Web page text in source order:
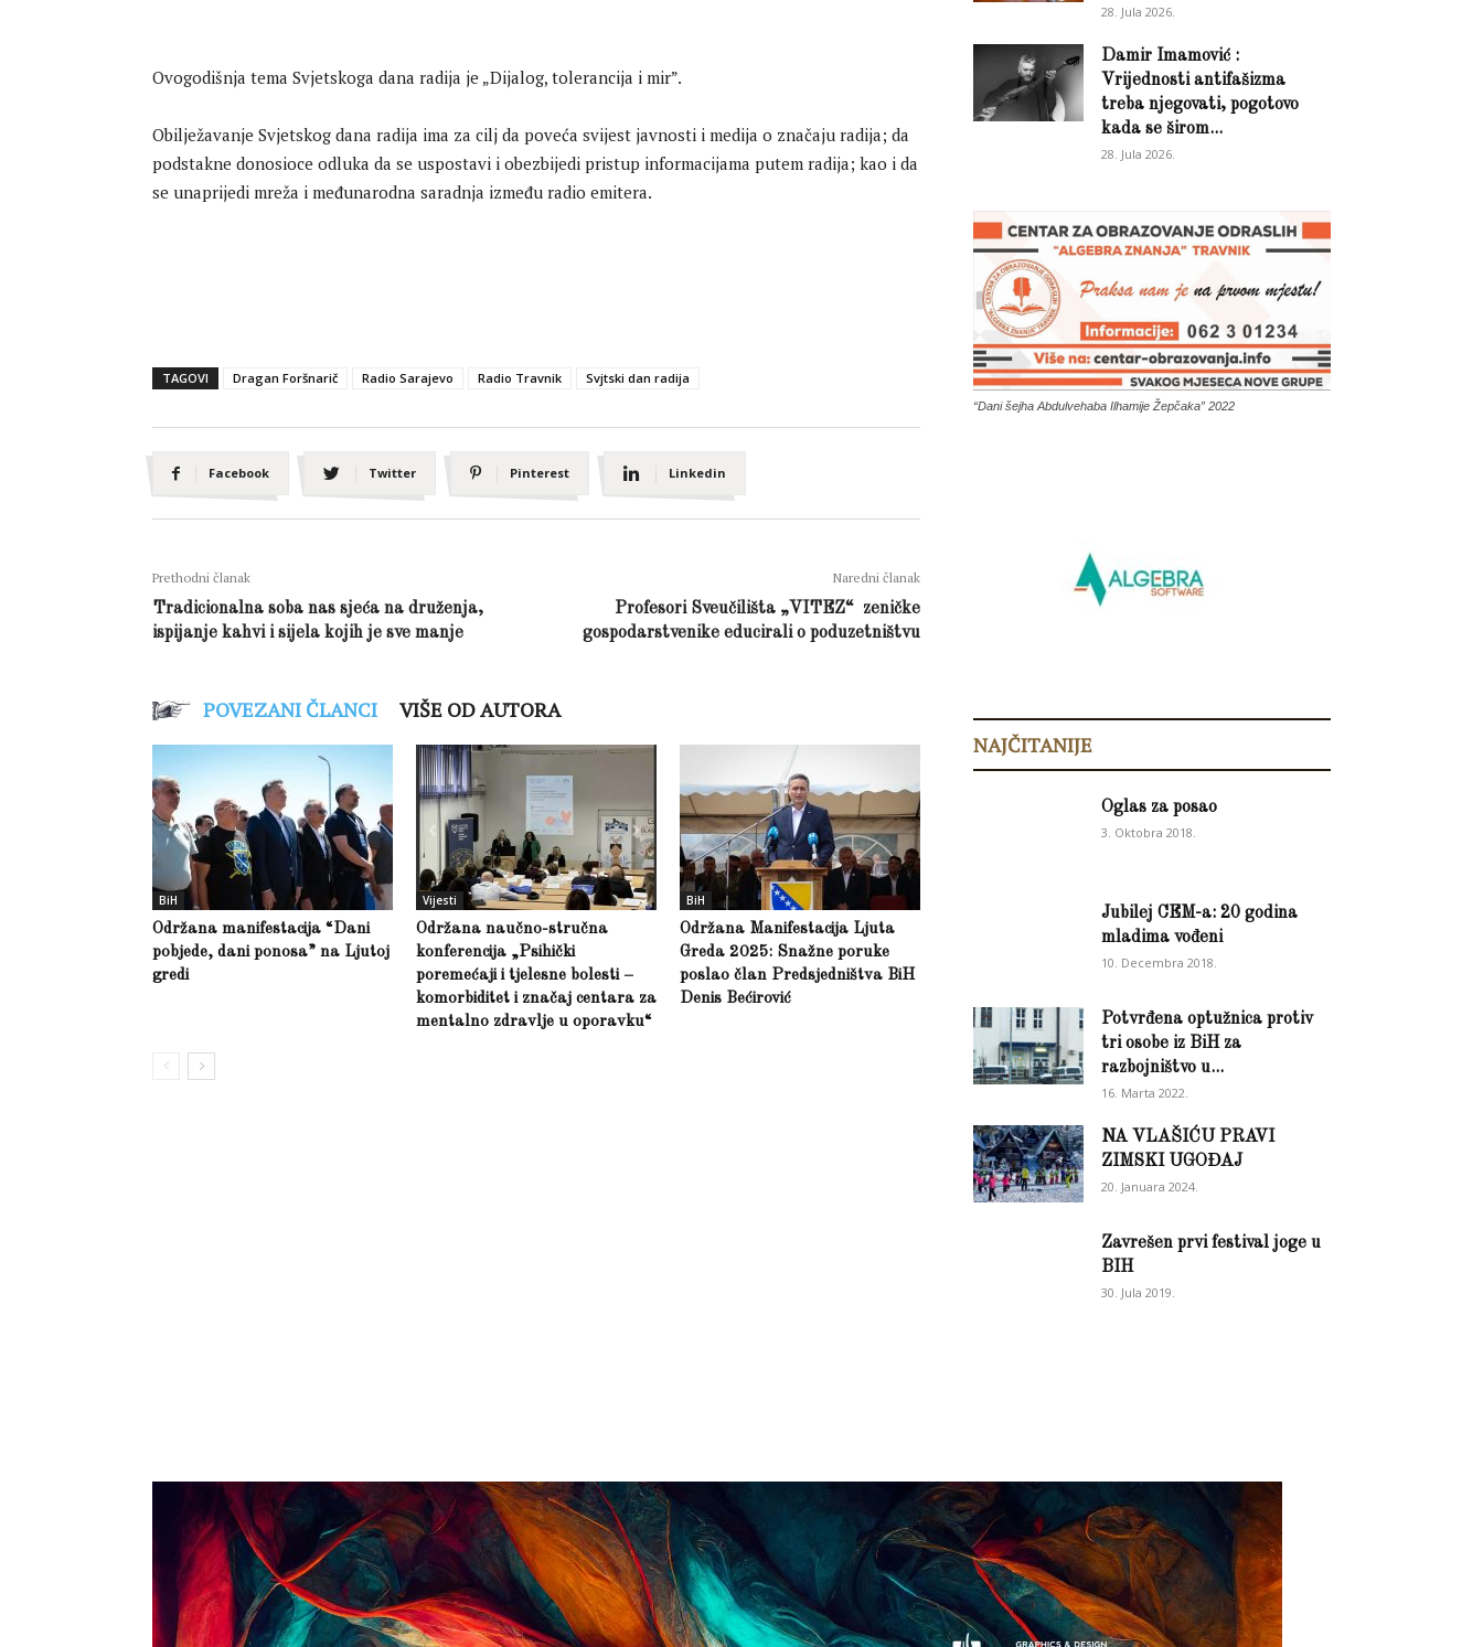
Ovogodišnja tema Svjetskoga dana radija je „Dijalog, tolerancija i mir”.
Obilježavanje Svjetskog dana radija ima za cilj da poveća svijest javnosti i medija o značaju radija; da
podstakne donosioce odluka da se uspostavi i obezbijedi pristup informacijama putem radija; kao i da
se unaprijedi mreža i međunarodna saradnja između radio emitera.
TAGOVI Dragan Foršnarič Radio Sarajevo Radio Travnik Svjtski dan radija
Facebook Twitter Pinterest Linkedin
Prethodni članak
Tradicionalna soba nas sjeća na druženja,
ispijanje kahvi i sijela kojih je sve manje
Naredni članak
Profesori Sveučilišta „VITEZ“ zeničke
gospodarstvenike educirali o poduzetništvu
POVEZANI ČLANCI VIŠE OD AUTORA
BiH
Održana manifestacija “Dani
pobjede, dani ponosa” na Ljutoj
gredi
Vijesti
Održana naučno-stručna
konferencija „Psihički
poremećaji i tjelesne bolesti –
komorbiditet i značaj centara za
mentalno zdravlje u oporavku“
BiH
Održana Manifestacija Ljuta
Greda 2025: Snažne poruke
poslao član Predsjedništva BiH
Denis Bećirović
28. Jula 2026.
Damir Imamović :
Vrijednosti antifašizma
treba njegovati, pogotovo
kada se širom...
28. Jula 2026.
“Dani šejha Abdulvehaba Ilhamije Žepčaka” 2022
NAJČITANIJE
Oglas za posao
3. Oktobra 2018.
Jubilej CEM-a: 20 godina
mladima vođeni
10. Decembra 2018.
Potvrđena optužnica protiv
tri osobe iz BiH za
razbojništvo u...
16. Marta 2022.
NA VLAŠIĆU PRAVI
ZIMSKI UGOĐAJ
20. Januara 2024.
Zavrešen prvi festival joge u
BIH
30. Jula 2019.